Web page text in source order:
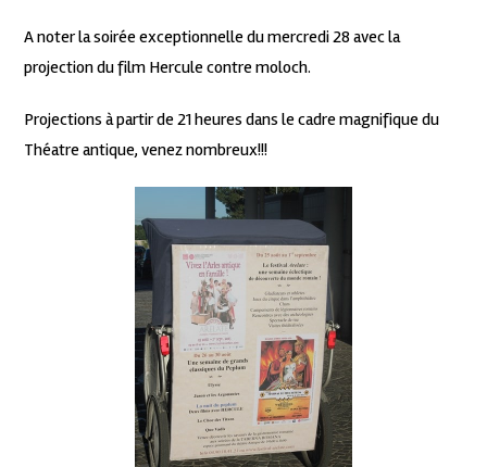
A noter la soirée exceptionnelle du mercredi 28 avec la
projection du film Hercule contre moloch.
Projections à partir de 21 heures dans le cadre magnifique du
Théatre antique, venez nombreux!!!